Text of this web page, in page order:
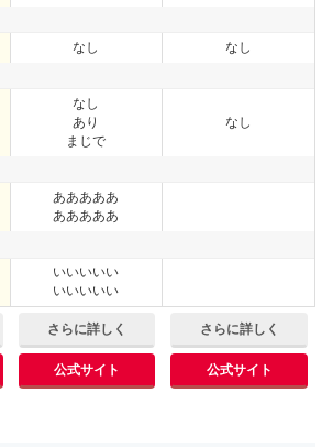
なし
なし
あり
まじで
あああああ
あああああ
いいいいい
いいいいい
さらに詳しく
公式サイト
なし
なし
さらに詳しく
公式サイト